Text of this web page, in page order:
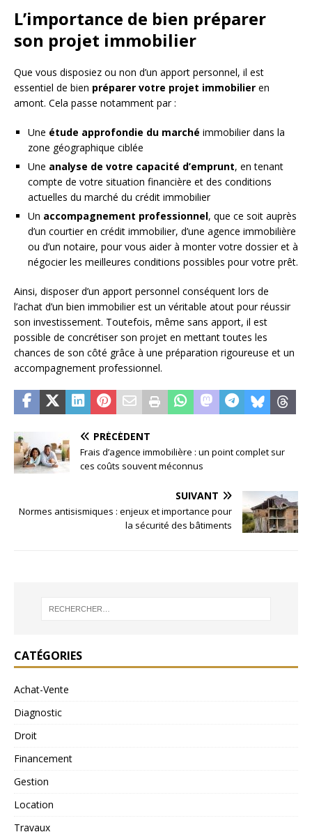
L’importance de bien préparer
son projet immobilier
Que vous disposiez ou non d’un apport personnel, il est
essentiel de bien préparer votre projet immobilier en
amont. Cela passe notamment par :
Une étude approfondie du marché immobilier dans la
zone géographique ciblée
Une analyse de votre capacité d’emprunt, en tenant
compte de votre situation financière et des conditions
actuelles du marché du crédit immobilier
Un accompagnement professionnel, que ce soit auprès
d’un courtier en crédit immobilier, d’une agence immobilière
ou d’un notaire, pour vous aider à monter votre dossier et à
négocier les meilleures conditions possibles pour votre prêt.
Ainsi, disposer d’un apport personnel conséquent lors de
l’achat d’un bien immobilier est un véritable atout pour réussir
son investissement. Toutefois, même sans apport, il est
possible de concrétiser son projet en mettant toutes les
chances de son côté grâce à une préparation rigoureuse et un
accompagnement professionnel.
PRÉCÉDENT
Frais d’agence immobilière : un point complet sur
ces coûts souvent méconnus
SUIVANT
Normes antisismiques : enjeux et importance pour
la sécurité des bâtiments
CATÉGORIES
Achat-Vente
Diagnostic
Droit
Financement
Gestion
Location
Travaux